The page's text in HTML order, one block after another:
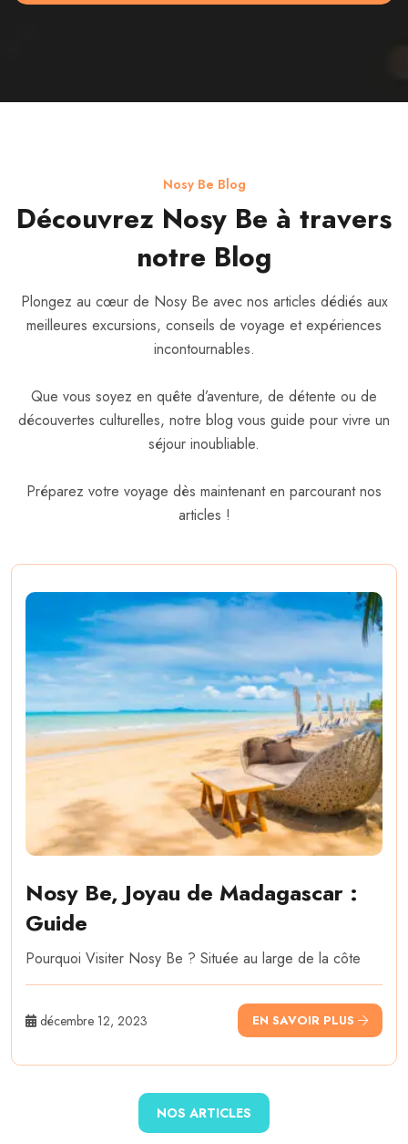
Nosy Be Blog
Découvrez Nosy Be à travers
notre Blog
Plongez au cœur de Nosy Be avec nos articles dédiés aux
meilleures excursions, conseils de voyage et expériences
incontournables.
Que vous soyez en quête d’aventure, de détente ou de
découvertes culturelles, notre blog vous guide pour vivre un
séjour inoubliable.
Préparez votre voyage dès maintenant en parcourant nos
articles !
Nosy Be, Joyau de Madagascar :
Guide
Pourquoi Visiter Nosy Be ? Située au large de la côte
décembre 12, 2023 EN SAVOIR PLUS
NOS ARTICLES